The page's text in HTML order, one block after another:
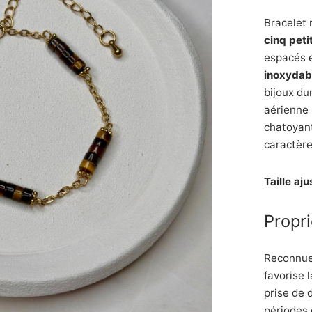
Bracelet
cinq
espacés
bijoux
aérienne
Taille
favorise
prise de